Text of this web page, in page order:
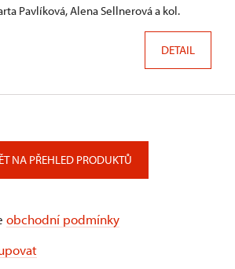
Pavlíková, Alena Sellnerová a kol.
DETAIL
NA PŘEHLED PRODUKTŮ
obchodní podmínky